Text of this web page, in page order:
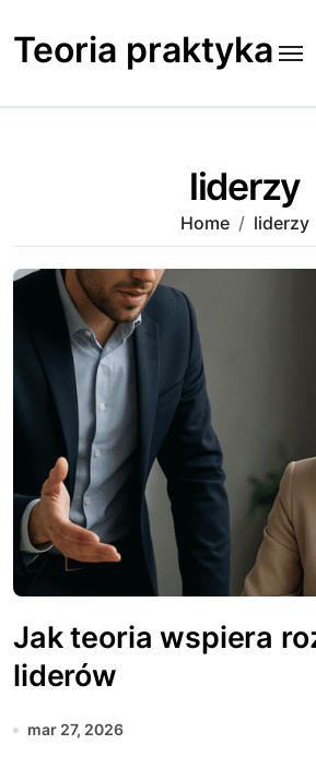
to
content
Teoria praktyka
liderzy
Home liderzy
Jak teoria wspiera
liderów
mar 27, 2026